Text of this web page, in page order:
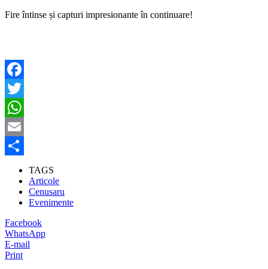
Fire întinse și capturi impresionante în continuare!
Facebook
Twitter
WhatsApp
Email
Partajează
TAGS
Articole
Cenusaru
Evenimente
Facebook
WhatsApp
E-mail
Print